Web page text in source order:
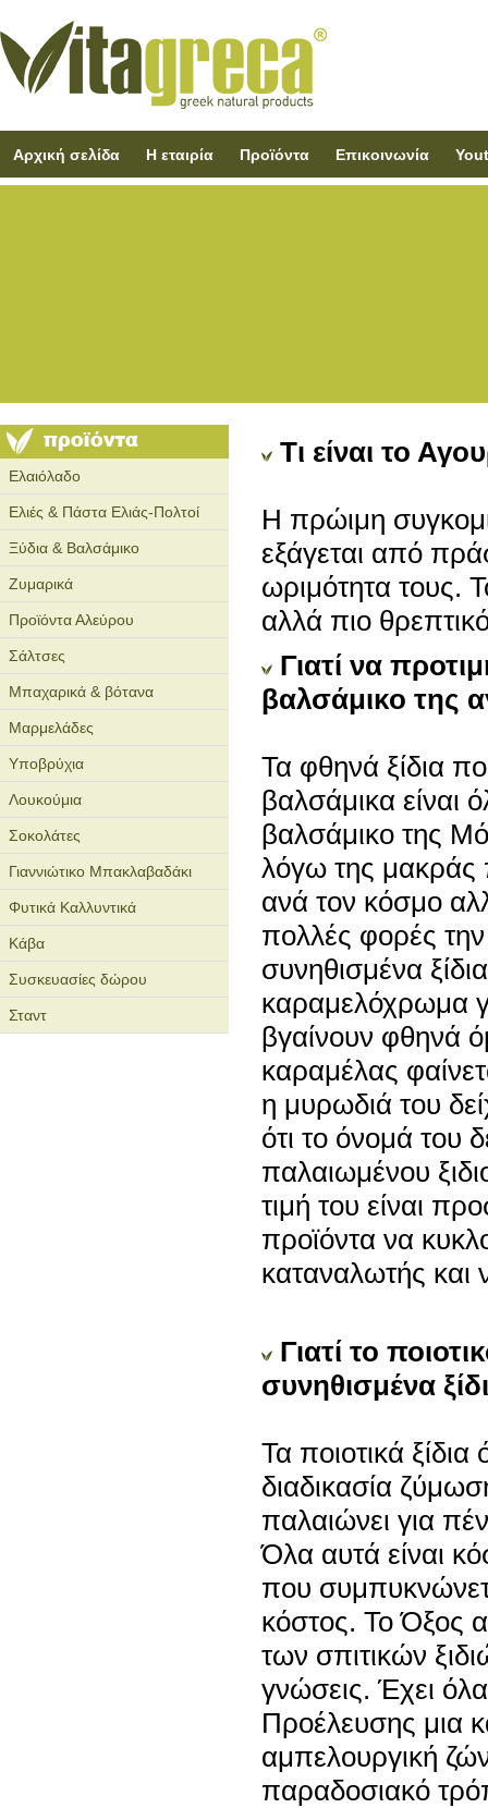
Αρχική σελίδα Η εταιρία Προϊόντα Επικοινωνία
Ελαιόλαδο
Ελιές & Πάστα Ελιάς-Πολτοί
Ξύδια & Βαλσάμικο
Ζυμαρικά
Προϊόντα Αλεύρου
Σάλτσες
Μπαχαρικά & βότανα
Μαρμελάδες
Υποβρύχια
Λουκούμια
Σοκολάτες
Γιαννιώτικο Μπακλαβαδάκι
Φυτικά Καλλυντικά
Κάβα
Συσκευασίες δώρου
Σταντ
Τι είναι το
Η πρώιμη
εξάγεται από
ωριμότητα τους.
αλλά πιο
Γιατί να
βαλσάμικο της
Τα φθηνά ξίδια
βαλσάμικα είναι
βαλσάμικο της
λόγω της
ανά τον κόσμο
πολλές φορές
συνηθισμένα
καραμελόχρωμα
βγαίνουν φθηνά
καραμέλας
η μυρωδιά του
ότι το όνομά του
παλαιωμένου
τιμή του είναι
προϊόντα να
καταναλωτής και
Γιατί το
συνηθισμένα
Τα ποιοτικά
διαδικασία
παλαιώνει για
Όλα αυτά είναι
που
κόστος. Το Όξος
των σπιτικών
γνώσεις. Έχει
Προέλευσης μια
αμπελουργική
παραδοσιακό